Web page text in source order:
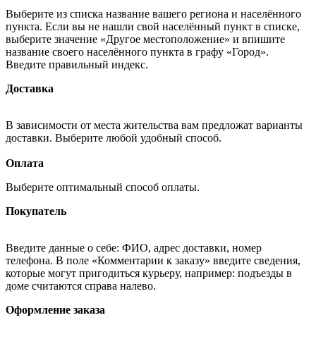
Выберите из списка название вашего региона и населённого
пункта. Если вы не нашли свой населённый пункт в списке,
выберите значение «Другое местоположение» и впишите
название своего населённого пункта в графу «Город».
Введите правильный индекс.
Доставка
В зависимости от места жительства вам предложат варианты
доставки. Выберите любой удобный способ.
Оплата
Выберите оптимальный способ оплаты.
Покупатель
Введите данные о себе: ФИО, адрес доставки, номер
телефона. В поле «Комментарии к заказу» введите сведения,
которые могут пригодиться курьеру, например: подъезды в
доме считаются справа налево.
Оформление заказа